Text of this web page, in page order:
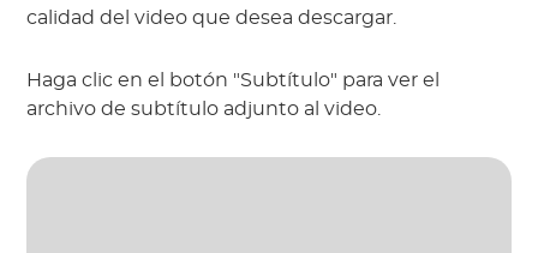
calidad del video que desea descargar.
Haga clic en el botón "Subtítulo" para ver el
archivo de subtítulo adjunto al video.